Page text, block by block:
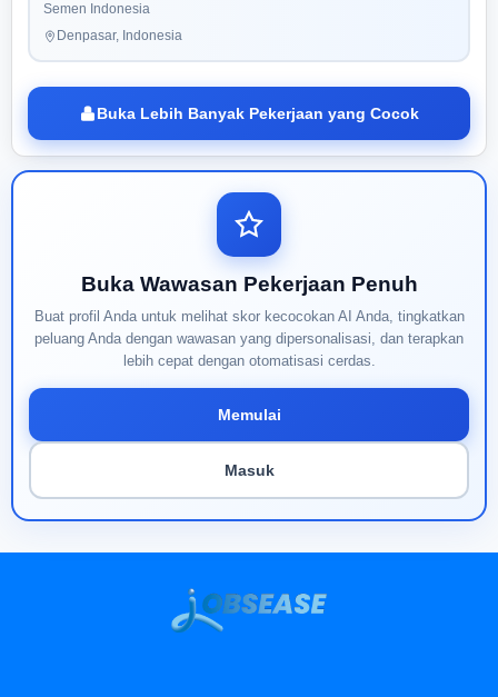
Semen Indonesia
Denpasar, Indonesia
Buka Lebih Banyak Pekerjaan yang Cocok
Buka Wawasan Pekerjaan Penuh
Buat profil Anda untuk melihat skor kecocokan AI Anda, tingkatkan
peluang Anda dengan wawasan yang dipersonalisasi, dan terapkan
lebih cepat dengan otomatisasi cerdas.
Memulai
Masuk